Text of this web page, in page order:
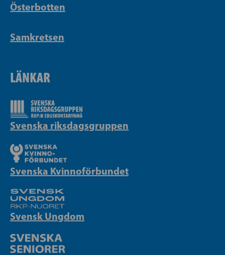
Österbotten
Samkretsen
LÄNKAR
Svenska riksdagsgruppen
Svenska Kvinnoförbundet
Svensk Ungdom